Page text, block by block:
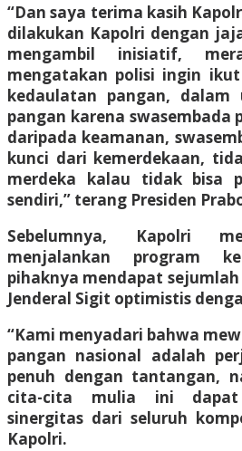
“Dan saya terima kasih
dilakukan Kapolri dengan
mengambil inisiatif,
mengatakan polisi ingin
kedaulatan pangan, dalam
pangan karena swasembada
daripada keamanan,
kunci dari kemerdekaan,
merdeka kalau tidak bisa
sendiri,” terang Presiden
Sebelumnya, Kapolri
menjalankan program
pihaknya mendapat
Jenderal Sigit optimistis
“Kami menyadari bahwa
pangan nasional adalah
penuh dengan tantangan,
cita-cita mulia ini
sinergitas dari seluruh
Kapolri.